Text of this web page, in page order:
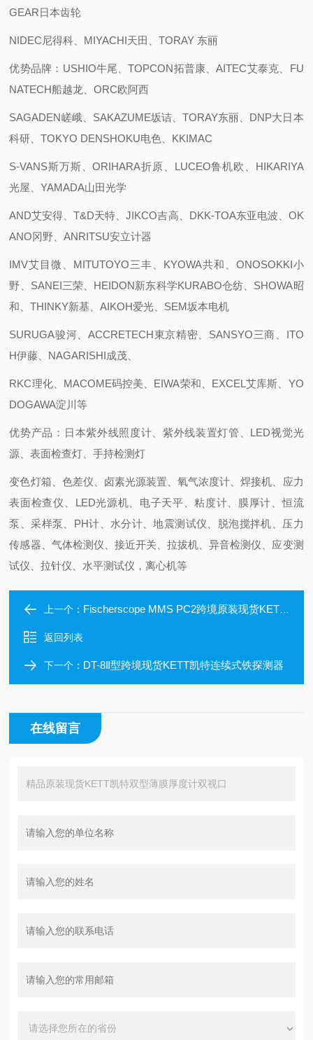
GEAR日本齿轮
NIDEC尼得科、MIYACHI天田、TORAY 东丽
优势品牌：USHIO牛尾、TOPCON拓普康、AITEC艾泰克、FU
NATECH船越龙、ORC欧阿西
SAGADEN嵯峨、SAKAZUME坂诘、TORAY东丽、DNP大日本
科研、TOKYO DENSHOKU电色、KKIMAC
S-VANS斯万斯、ORIHARA折原、LUCEO鲁机欧、HIKARIYA
光屋、YAMADA山田光学
AND艾安得、T&D天特、JIKCO吉高、DKK-TOA东亚电波、OK
ANO冈野、ANRITSU安立计器
IMV艾目微、MITUTOYO三丰、KYOWA共和、ONOSOKKI小
野、SANEI三荣、HEIDON新东科学KURABO仓纺、SHOWA昭
和、THINKY新基、AIKOH爱光、SEM坂本电机
SURUGA骏河、ACCRETECH東京精密、SANSYO三商、ITO
H伊藤、NAGARISHI成茂、
RKC理化、MACOME码控美、EIWA荣和、EXCEL艾库斯、YO
DOGAWA淀川等
优势产品：日本紫外线照度计、紫外线装置灯管、LED视觉光
源、表面检查灯、手持检测灯
变色灯箱、色差仪、卤素光源装置、氧气浓度计、焊接机、应力
表面检查仪、LED光源机、电子天平、粘度计、膜厚计、恒流
泵、采样泵、PH计、水分计、地震测试仪、脱泡搅拌机、压力
传感器、气体检测仪、接近开关、拉拔机、异音检测仪、应变测
试仪、拉针仪、水平测试仪，离心机等
上一个： Fischerscope MMS PC2跨境原装现货KETT凯特多系统涂层测厚仪
返回列表
下一个： DT-8Ⅱ型跨境现货KETT凯特连续式铁探测器
在线留言